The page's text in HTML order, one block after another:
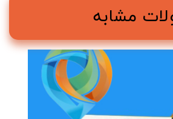
مشابه